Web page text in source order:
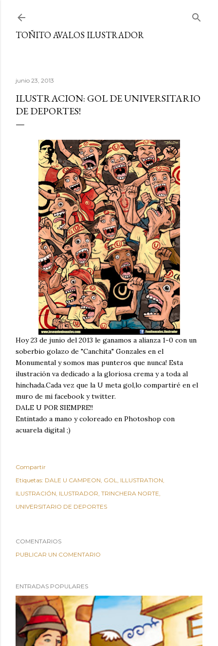
TOÑITO AVALOS ILUSTRADOR
junio 23, 2013
ILUSTRACION: GOL DE UNIVERSITARIO
DE DEPORTES!
Hoy 23 de junio del 2013 le ganamos a alianza 1-0 con un
soberbio golazo de "Canchita" Gonzales en el
Monumental y somos mas punteros que nunca! Esta
ilustración va dedicado a la gloriosa crema y a toda al
hinchada.Cada vez que la U meta gol,lo compartiré en el
muro de mi facebook y twitter.
DALE U POR SIEMPRE!!
Entintado a mano y coloreado en Photoshop con
acuarela digital ;)
Compartir
Etiquetas: DALE U CAMPEON GOL
ILLUSTRATION
ILUSTRACIÓN ILUSTRADOR TRINCHERA NORTE
UNIVERSITARIO DE DEPORTES
COMENTARIOS
PUBLICAR UN COMENTARIO
ENTRADAS POPULARES